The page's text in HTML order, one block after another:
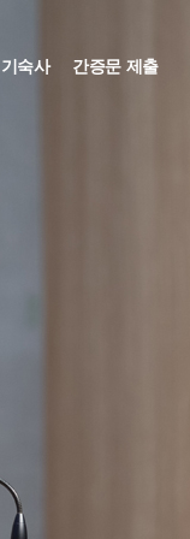
기숙사 간증문 제출